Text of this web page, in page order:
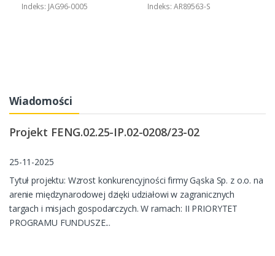
Indeks: JAG96-0005 Indeks: AR89563-S
Wiadomości
Projekt FENG.02.25-IP.02-0208/23-02
25-11-2025
Tytuł projektu: Wzrost konkurencyjności firmy Gąska Sp. z o.o. na
arenie międzynarodowej dzięki udziałowi w zagranicznych
targach i misjach gospodarczych. W ramach: II PRIORYTET
PROGRAMU FUNDUSZE...